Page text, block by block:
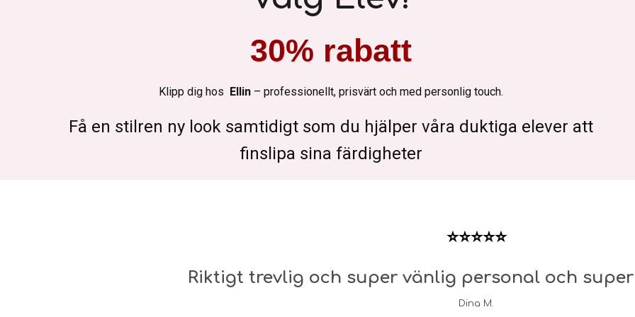
30% rabatt
Klipp dig hos Ellin– professionellt, prisvärt och med personlig touch.
Få en stilren ny look samtidigt som du hjälper våra duktiga elever att
finslipa sina färdigheter
⭐⭐⭐⭐⭐
Riktigt trevlig och super vänlig personal och
Dina M.